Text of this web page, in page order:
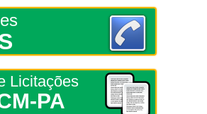
Licitações
PA